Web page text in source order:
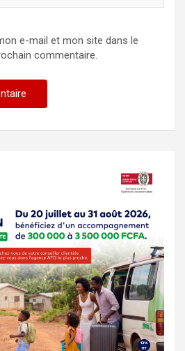
e-mail et mon site dans le
commentaire.